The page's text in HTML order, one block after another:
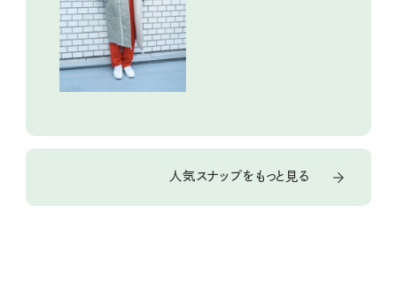
人気スナップをもっと見る